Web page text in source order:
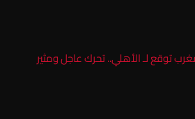
توقع لـ الأهلي.. تحرك عاجل ومثير